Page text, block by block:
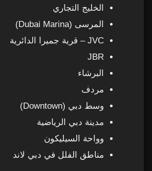
الخليج التجاري
المرسى (Dubai Marina)
JVC – قرية جميرا الدائرية
JBR
البرشاء
مردف
وسط دبي (Downtown)
مدينة دبي الرياضية
وواحة السيليكون
مناطق الفلل في دبي لاند